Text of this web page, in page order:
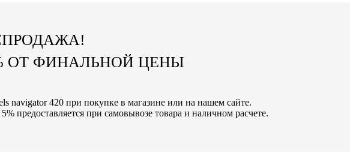
ОТ ФИНАЛЬНОЙ ЦЕНЫ
navigator 420 при покупке в магазине или на нашем сайте.
предоставляется при самовывозе товара и наличном расчете.